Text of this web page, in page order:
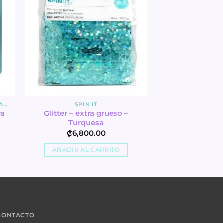
GUILLOTINAS, CORTADORAS Y MATS SPIN IT
Glitter – extra grueso –
Turquesa
₡6,800.00
AÑADIR AL CARRITO